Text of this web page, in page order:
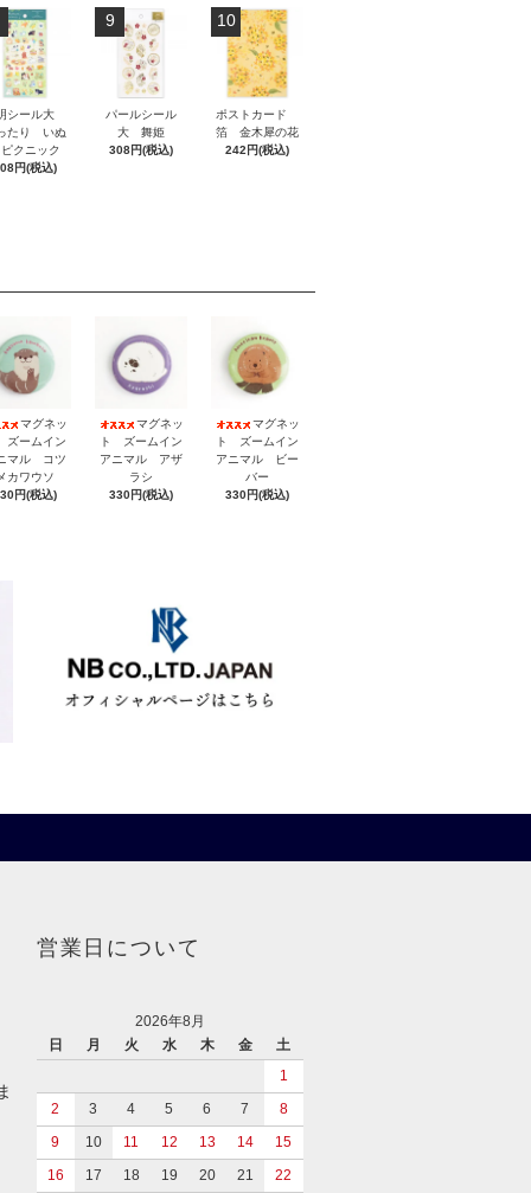
シール大
たり いぬ
クニック
円(税込)
9
パールシール
大 舞姫
308円(税込)
10
ポストカード
箔 金木犀の花
242円(税込)
マグネッ
ームイン
マル コツ
カワウソ
円(税込)
マグネッ
ト ズームイン
アニマル アザ
ラシ
330円(税込)
マグネッ
ト ズームイン
アニマル ビー
バー
330円(税込)
営業日について
2026年8月
日
月 火 水 木 金
土
1
2
3 4 5 6 7
8
9
10 11 12 13 14
15
16
17 18 19 20 21
22